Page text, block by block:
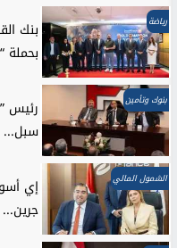
رياضة
بنك
بحملة
بنوك وتأمين
رئيس
سبل...
الشمول المالي
إي
جرين...